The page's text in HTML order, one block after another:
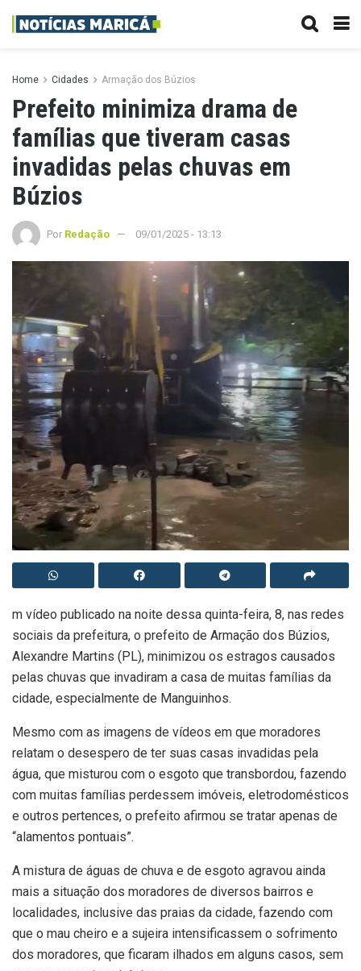
Home Cidades Armação dos Búzios
Prefeito minimiza drama de
famílias que tiveram casas
invadidas pelas chuvas em
Búzios
Por Redação 09/01/2025 - 13:13
m vídeo publicado na noite dessa quinta-feira, 8, nas redes
sociais da prefeitura, o prefeito de Armação dos Búzios,
Alexandre Martins (PL), minimizou os estragos causados
pelas chuvas que invadiram a casa de muitas famílias da
cidade, especialmente de Manguinhos.
Mesmo com as imagens de vídeos em que moradores
relatam o desespero de ter suas casas invadidas pela
água, que misturou com o esgoto que transbordou, fazendo
com muitas famílias perdessem imóveis, eletrodomésticos
e outros pertences, o prefeito afirmou se tratar apenas de
“alamentos pontuais”.
A mistura de águas de chuva e de esgoto agravou ainda
mais a situação dos moradores de diversos bairros e
localidades, inclusive das praias da cidade, fazendo com
que o mau cheiro e a sujeira intensificassem o sofrimento
dos moradores, que ficaram ilhados em alguns casos, sem